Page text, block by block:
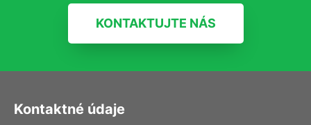
KONTAKTUJTE NÁS
Kontaktné údaje